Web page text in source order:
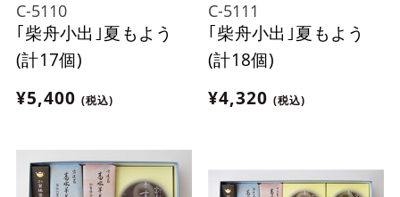
C-5110
｢柴舟小出｣夏もよう
(計17個)
¥5,400 (税込)
C-5111
｢柴舟小出｣夏もよう
(計18個)
¥4,320 (税込)